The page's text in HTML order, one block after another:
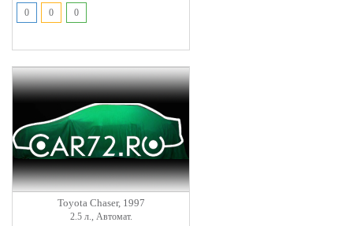
0
0 0
Toyota Chaser, 1997
2.5 л., Автомат.